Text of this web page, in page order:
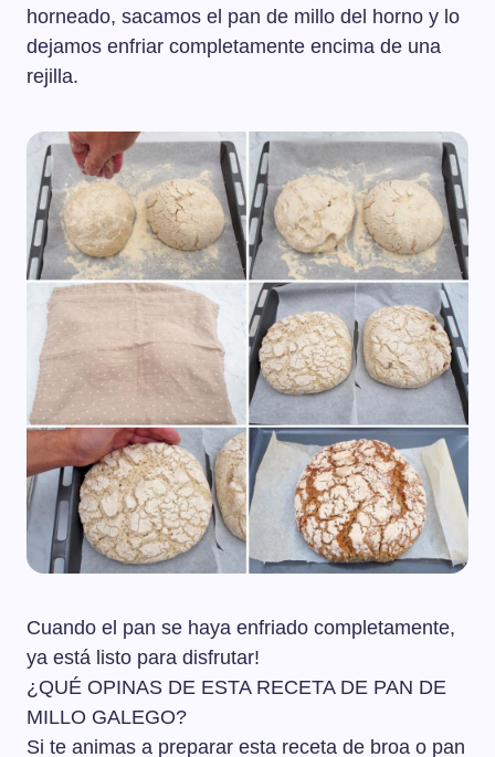
horneado, sacamos el pan de millo del horno y lo
dejamos enfriar completamente encima de una
rejilla.
Cuando el pan se haya enfriado completamente,
ya está listo para disfrutar!
¿QUÉ OPINAS DE ESTA RECETA DE PAN DE
MILLO GALEGO?
Si te animas a preparar esta receta de broa o pan